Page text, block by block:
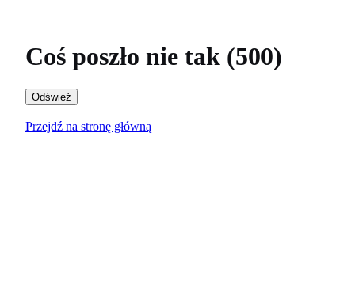
Coś poszło nie tak (500)
Odśwież
Przejdź na stronę główną